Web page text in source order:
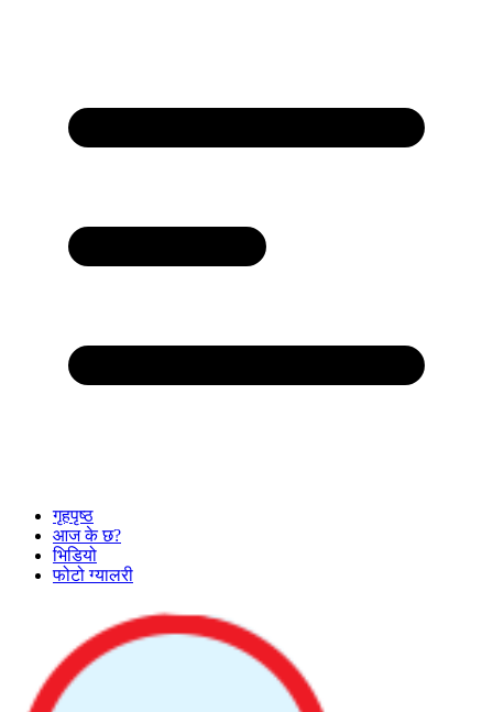
गृहपृष्ठ
आज के छ?
भिडियो
फोटो ग्यालरी